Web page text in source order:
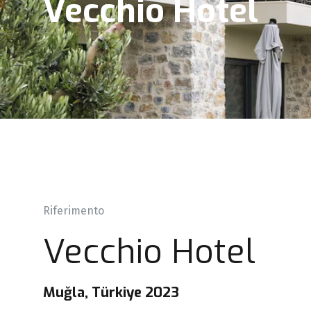
Vecchio Hotel
Riferimento
Vecchio Hotel
Muğla, Türkiye 2023